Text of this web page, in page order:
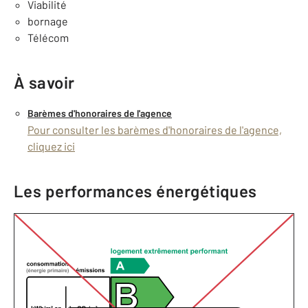
Viabilité
bornage
Télécom
À savoir
Barèmes d'honoraires de l'agence
Pour consulter les barèmes d'honoraires de l'agence,
cliquez ici
Les performances énergétiques